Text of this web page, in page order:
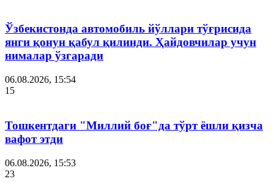
Ўзбекистонда автомобиль йўллари тўғрисида
янги қонун қабул қилинди. Ҳайдовчилар учун
нималар ўзгаради
06.08.2026, 15:54
15
Тошкентдаги "Миллий боғ"да тўрт ёшли қизча
вафот этди
06.08.2026, 15:53
23